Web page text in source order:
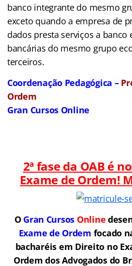
banco integrante do mesmo
exceto quando a empresa de
dados presta serviços a banco
bancárias do mesmo grupo
terceiros.
Coordenação Pedagógica –
Ordem
Gran Cursos Online
2ª fase da OAB é
Exame de Ordem!
O Gran Cursos Online
Exame de Ordem focado
bacharéis em Direito no
Ordem dos Advogados do